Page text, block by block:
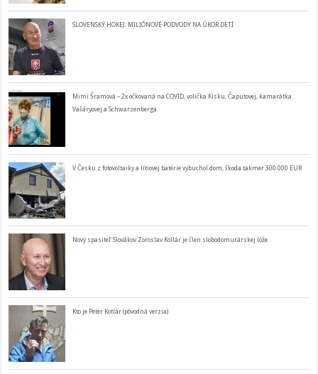
SLOVENSKÝ HOKEJ: MILIÓNOVÉ PODVODY NA ÚKOR DETÍ
Mimi Šramová – 2x očkovaná na COVID, volička Kisku, Čaputovej, kamarátka
Vašáryovej a Schwarzenberga
V Česku z fotovoltaiky a lítiovej batérie vybuchol dom, škoda takmer 300 000 EUR
Nový spasiteľ Slovákov Zoroslav Kollár je člen slobodomurárskej lóže
Kto je Peter Kotlár (pôvodná verzia)